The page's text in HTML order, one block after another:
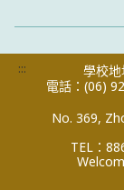
:::
學校地
電話：(06)
No. 369,
TEL：